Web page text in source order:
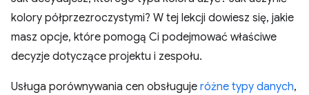
kolory półprzezroczystymi? W tej lekcji dowiesz się, jakie
masz opcje, które pomogą Ci podejmować właściwe
decyzje dotyczące projektu i zespołu.
Usługa porównywania cen obsługuje różne typy danych,